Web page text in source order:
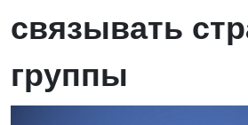
связывать
группы